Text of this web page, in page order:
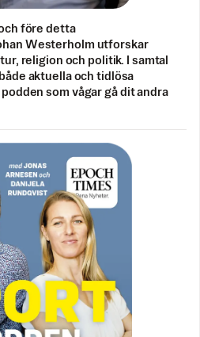
före detta
Westerholm utforskar
religion och politik. I samtal
aktuella och tidlösa
som vågar gå dit andra